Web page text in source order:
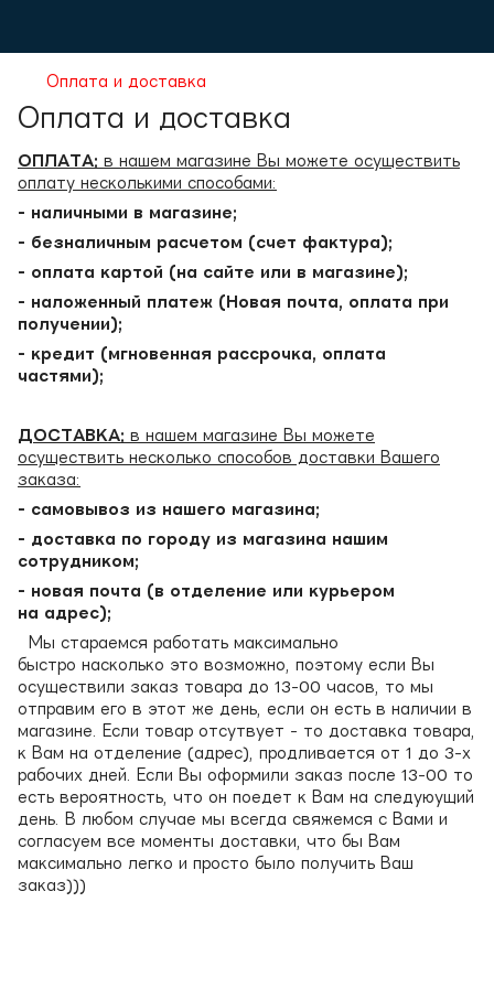
Оплата и доставка
Оплата и доставка
ОПЛАТА: в нашем магазине Вы можете осуществить
оплату несколькими способами:
- наличными в магазине;
- безналичным расчетом (счет фактура);
- оплата картой (на сайте или в магазине);
- наложенный платеж (Новая почта, оплата при
получении);
- кредит (мгновенная рассрочка, оплата
частями);
ДОСТАВКА: в нашем магазине Вы можете
осуществить несколько способов доставки Вашего
заказа:
- самовывоз из нашего магазина;
- доставка по городу из магазина нашим
сотрудником;
- новая почта (в отделение или курьером
на адрес);
Мы стараемся работать максимально
быстро насколько это возможно, поэтому если Вы
осуществили заказ товара до 13-00 часов, то мы
отправим его в этот же день, если он есть в наличии в
магазине. Если товар отсутвует - то доставка товара,
к Вам на отделение (адрес), продливается от 1 до 3-х
рабочих дней. Если Вы оформили заказ после 13-00 то
есть вероятность, что он поедет к Вам на следуюущий
день. В любом случае мы всегда свяжемся с Вами и
согласуем все моменты доставки, что бы Вам
максимально легко и просто было получить Ваш
заказ)))